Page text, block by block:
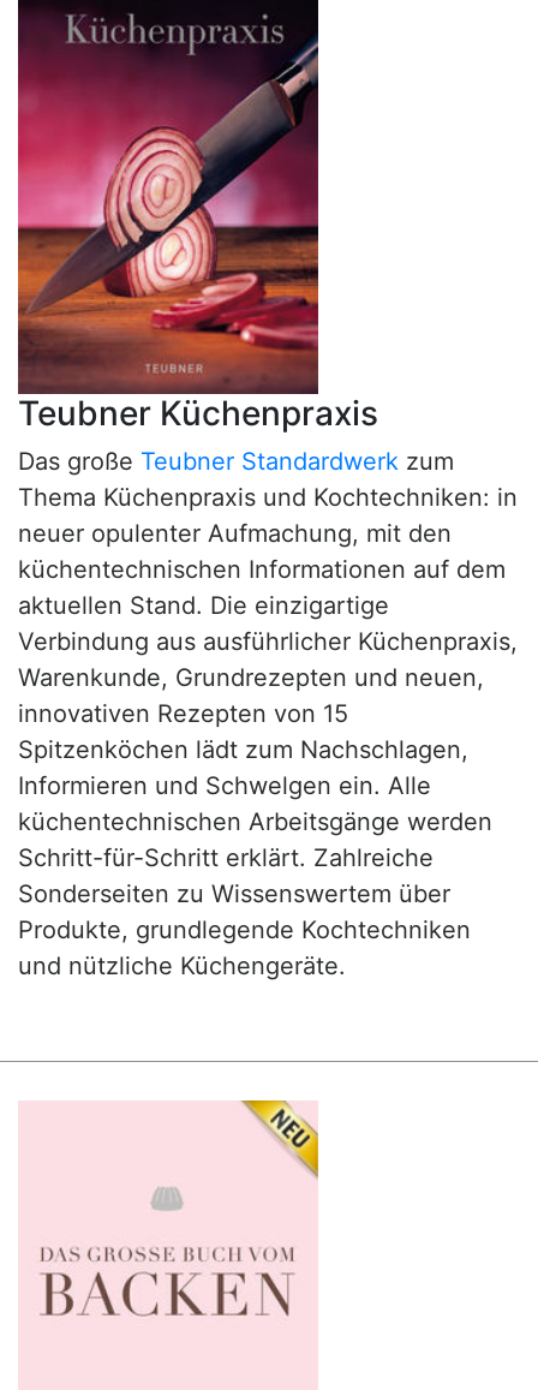
Teubner Küchenpraxis
Das große Teubner Standardwerk zum
Thema Küchenpraxis und Kochtechniken: in
neuer opulenter Aufmachung, mit den
küchentechnischen Informationen auf dem
aktuellen Stand. Die einzigartige
Verbindung aus ausführlicher Küchenpraxis,
Warenkunde, Grundrezepten und neuen,
innovativen Rezepten von 15
Spitzenköchen lädt zum Nachschlagen,
Informieren und Schwelgen ein. Alle
küchentechnischen Arbeitsgänge werden
Schritt-für-Schritt erklärt. Zahlreiche
Sonderseiten zu Wissenswertem über
Produkte, grundlegende Kochtechniken
und nützliche Küchengeräte.